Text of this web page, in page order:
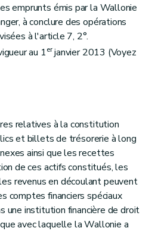
emprunts émis par la Wallonie
à conclure des opérations
à l'article 7, 2°.
au 1erjanvier 2013 (Voyez
relatives à la constitution
et billets de trésorerie à long
ainsi que les recettes
de ces actifs constitués, les
revenus en découlant peuvent
comptes financiers spéciaux
une institution financière de droit
avec laquelle la Wallonie a